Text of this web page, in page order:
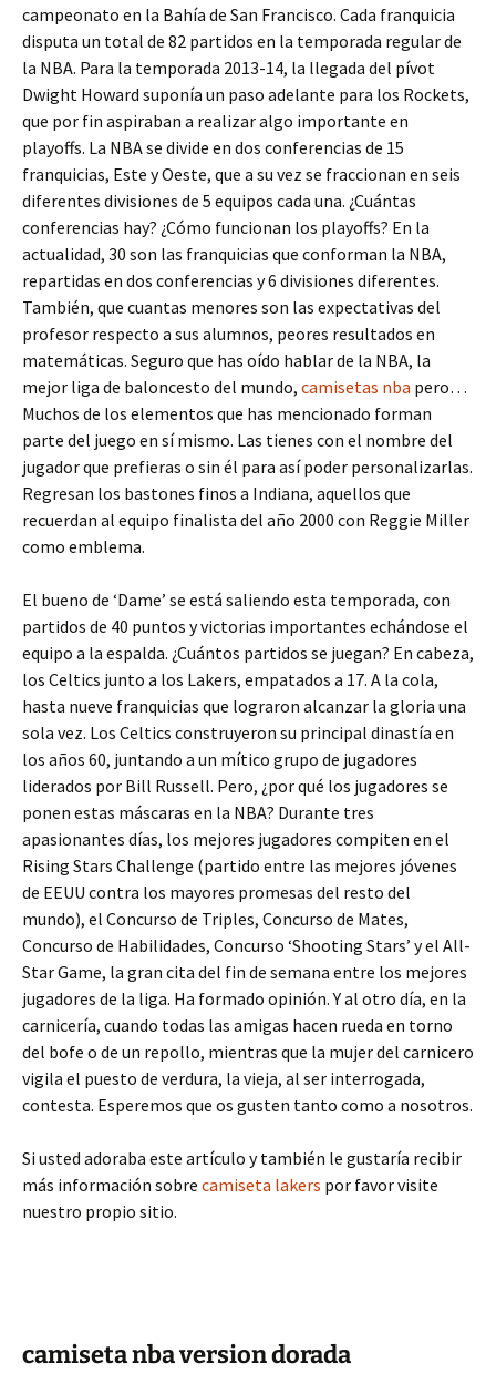
campeonato en la Bahía de San Francisco. Cada franquicia
disputa un total de 82 partidos en la temporada regular de
la NBA. Para la temporada 2013-14, la llegada del pívot
Dwight Howard suponía un paso adelante para los Rockets,
que por fin aspiraban a realizar algo importante en
playoffs. La NBA se divide en dos conferencias de 15
franquicias, Este y Oeste, que a su vez se fraccionan en seis
diferentes divisiones de 5 equipos cada una. ¿Cuántas
conferencias hay? ¿Cómo funcionan los playoffs? En la
actualidad, 30 son las franquicias que conforman la NBA,
repartidas en dos conferencias y 6 divisiones diferentes.
También, que cuantas menores son las expectativas del
profesor respecto a sus alumnos, peores resultados en
matemáticas. Seguro que has oído hablar de la NBA, la
mejor liga de baloncesto del mundo, camisetas nba pero…
Muchos de los elementos que has mencionado forman
parte del juego en sí mismo. Las tienes con el nombre del
jugador que prefieras o sin él para así poder personalizarlas.
Regresan los bastones finos a Indiana, aquellos que
recuerdan al equipo finalista del año 2000 con Reggie Miller
como emblema.
El bueno de ‘Dame’ se está saliendo esta temporada, con
partidos de 40 puntos y victorias importantes echándose el
equipo a la espalda. ¿Cuántos partidos se juegan? En cabeza,
los Celtics junto a los Lakers, empatados a 17. A la cola,
hasta nueve franquicias que lograron alcanzar la gloria una
sola vez. Los Celtics construyeron su principal dinastía en
los años 60, juntando a un mítico grupo de jugadores
liderados por Bill Russell. Pero, ¿por qué los jugadores se
ponen estas máscaras en la NBA? Durante tres
apasionantes días, los mejores jugadores compiten en el
Rising Stars Challenge (partido entre las mejores jóvenes
de EEUU contra los mayores promesas del resto del
mundo), el Concurso de Triples, Concurso de Mates,
Concurso de Habilidades, Concurso ‘Shooting Stars’ y el All-
Star Game, la gran cita del fin de semana entre los mejores
jugadores de la liga. Ha formado opinión. Y al otro día, en la
carnicería, cuando todas las amigas hacen rueda en torno
del bofe o de un repollo, mientras que la mujer del carnicero
vigila el puesto de verdura, la vieja, al ser interrogada,
contesta. Esperemos que os gusten tanto como a nosotros.
Si usted adoraba este artículo y también le gustaría recibir
más información sobre camiseta lakers por favor visite
nuestro propio sitio.
camiseta nba version dorada